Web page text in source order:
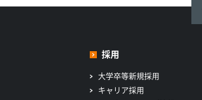
採用
大学卒等新規採用
キャリア採用